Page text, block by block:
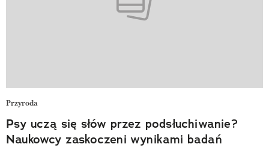
Przyroda
Psy uczą się słów przez podsłuchiwanie?
Naukowcy zaskoczeni wynikami badań